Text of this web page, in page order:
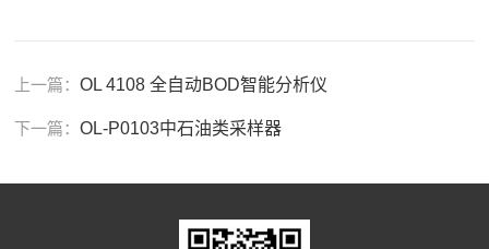
上一篇：OL 4108 全自动BOD智能分析仪
下一篇：OL-P0103中石油类采样器